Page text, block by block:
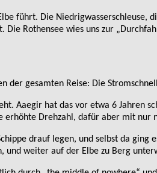
führt. Die Niedrigwasserschleuse,
Rothensee wies uns zur
der gesamten Reise: Die
Aaegir hat das vor etwa 6 Jahren
erhöhte Drehzahl, dafür aber mit nur
drauf legen, und selbst da ging
und weiter auf der Elbe zu Berg